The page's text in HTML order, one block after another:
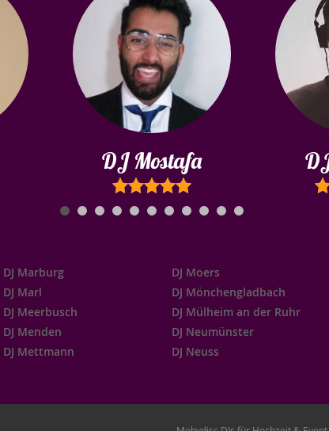
DJ Mostafa
DJ Marburg
DJ Marl
DJ Meerbusch
DJ Menden
DJ Mettmann
DJ Moers
DJ Mönchengladbach
DJ Mülheim an der Ruhr
DJ Neumünster
DJ Neuss